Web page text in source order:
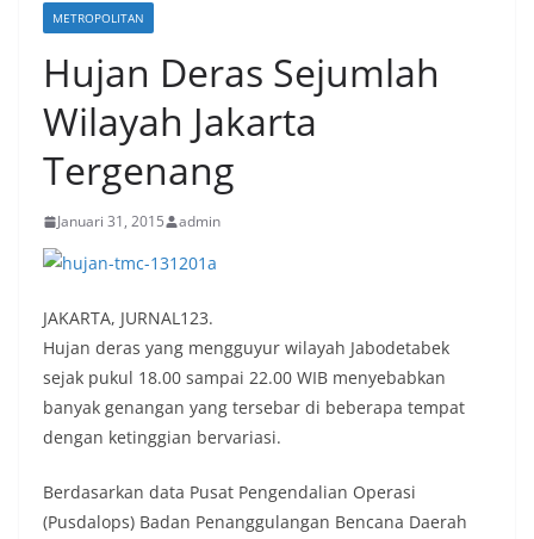
METROPOLITAN
Hujan Deras Sejumlah
Wilayah Jakarta
Tergenang
Januari 31, 2015 admin
JAKARTA, JURNAL123.
Hujan deras yang mengguyur wilayah Jabodetabek
sejak pukul 18.00 sampai 22.00 WIB menyebabkan
banyak genangan yang tersebar di beberapa tempat
dengan ketinggian bervariasi.
Berdasarkan data Pusat Pengendalian Operasi
(Pusdalops) Badan Penanggulangan Bencana Daerah